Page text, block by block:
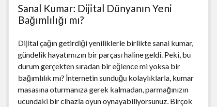
Sanal Kumar: Dijital Dünyanın Yeni
Bağımlılığı mı?
Dijital çağın getirdiği yeniliklerle birlikte sanal kumar,
gündelik hayatımızın bir parçası haline geldi. Peki, bu
durum gerçekten sıradan bir eğlence mi yoksa bir
bağımlılık mı? İnternetin sunduğu kolaylıklarla, kumar
masasına oturmanıza gerek kalmadan, parmağınızın
ucundaki bir cihazla oyun oynayabiliyorsunuz. Birçok